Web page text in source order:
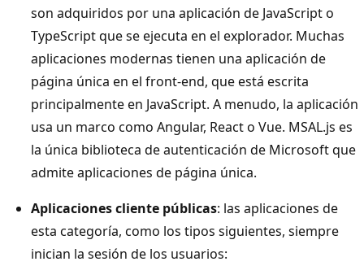
son adquiridos por una aplicación de JavaScript o
TypeScript que se ejecuta en el explorador. Muchas
aplicaciones modernas tienen una aplicación de
página única en el front-end, que está escrita
principalmente en JavaScript. A menudo, la aplicación
usa un marco como Angular, React o Vue. MSAL.js es
la única biblioteca de autenticación de Microsoft que
admite aplicaciones de página única.
Aplicaciones cliente públicas: las aplicaciones de
esta categoría, como los tipos siguientes, siempre
inician la sesión de los usuarios: